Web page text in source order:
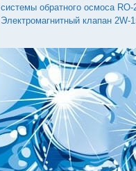
системы обратного осмоса RO-
Электромагнитный клапан 2W-